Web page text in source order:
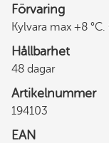
Förvaring
Kylvara max +8
Hållbarhet
48 dagar
Artikelnummer
194103
EAN